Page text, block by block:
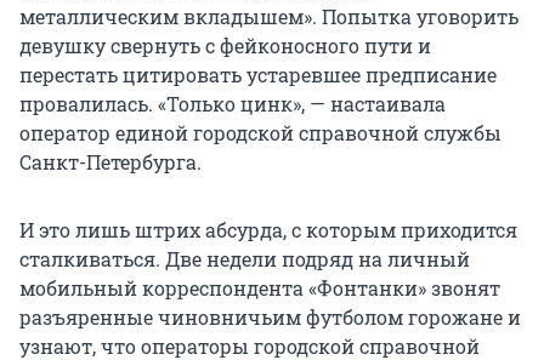
металлическим вкладышем». Попытка уговорить
девушку свернуть с фейконосного пути и
перестать цитировать устаревшее предписание
провалилась. «Только цинк», — настаивала
оператор единой городской справочной службы
Санкт-Петербурга.
И это лишь штрих абсурда, с которым приходится
сталкиваться. Две недели подряд на личный
мобильный корреспондента «Фонтанки» звонят
разъяренные чиновничьим футболом горожане и
узнают, что операторы городской справочной